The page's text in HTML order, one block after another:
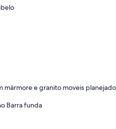
e granito moveis
Barra funda